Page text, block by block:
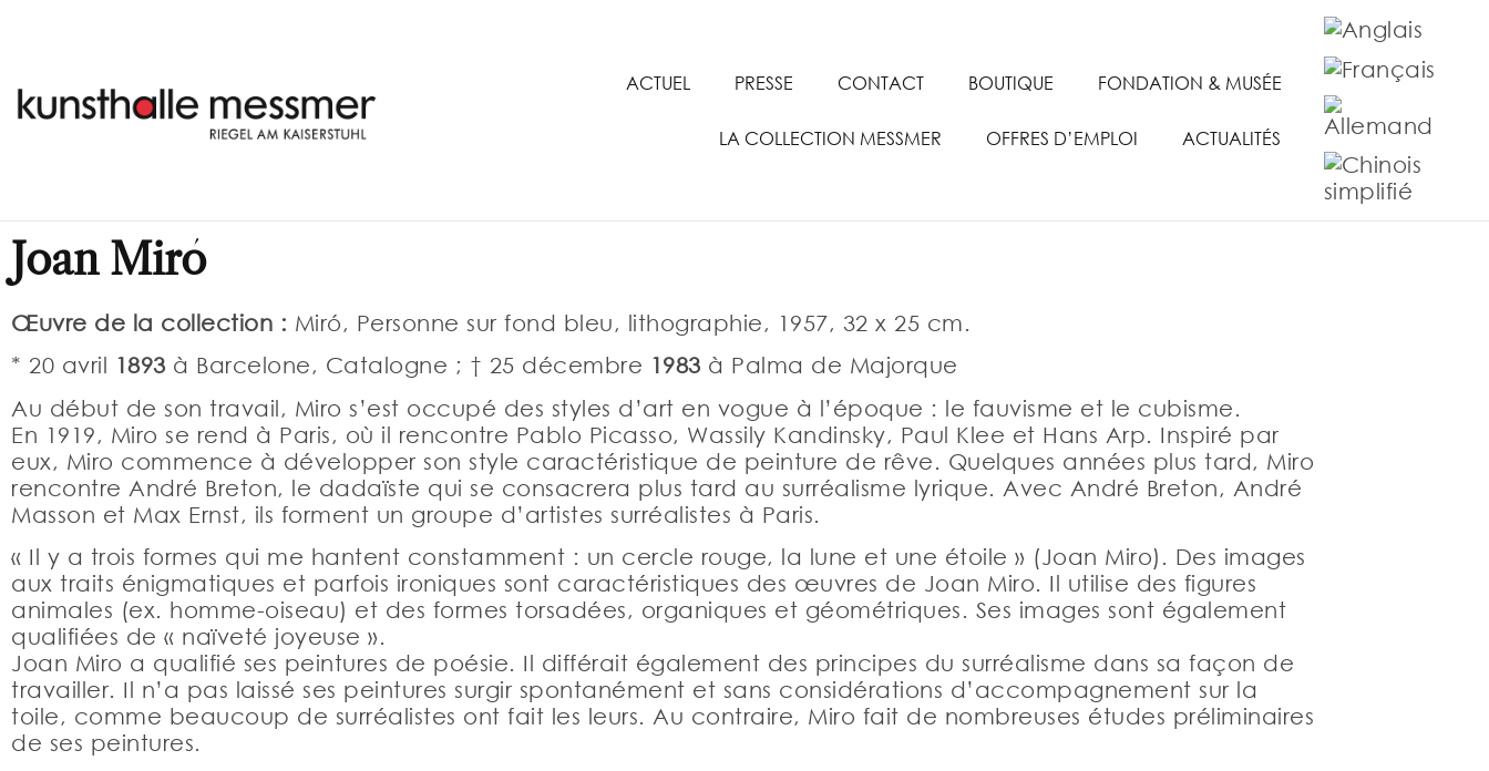
ACTUEL PRESSE CONTACT BOUTIQUE FONDATION & MUSÉE
LA COLLECTION MESSMER OFFRES D’EMPLOI ACTUALITÉS
Joan Miró
Œuvre de la collection : Miró, Personne sur fond bleu, lithographie, 1957, 32 x 25 cm.
* 20 avril 1893 à Barcelone, Catalogne ; † 25 décembre 1983 à Palma de Majorque
Au début de son travail, Miro s’est occupé des styles d’art en vogue à l’époque : le fauvisme et le cubisme.
En 1919, Miro se rend à Paris, où il rencontre Pablo Picasso, Wassily Kandinsky, Paul Klee et Hans Arp. Inspiré par
eux, Miro commence à développer son style caractéristique de peinture de rêve. Quelques années plus tard, Miro
rencontre André Breton, le dadaïste qui se consacrera plus tard au surréalisme lyrique. Avec André Breton, André
Masson et Max Ernst, ils forment un groupe d’artistes surréalistes à Paris.
« Il y a trois formes qui me hantent constamment : un cercle rouge, la lune et une étoile » (Joan Miro). Des images
aux traits énigmatiques et parfois ironiques sont caractéristiques des œuvres de Joan Miro. Il utilise des figures
animales (ex. homme-oiseau) et des formes torsadées, organiques et géométriques. Ses images sont également
qualifiées de « naïveté joyeuse ».
Joan Miro a qualifié ses peintures de poésie. Il différait également des principes du surréalisme dans sa façon de
travailler. Il n’a pas laissé ses peintures surgir spontanément et sans considérations d’accompagnement sur la
toile, comme beaucoup de surréalistes ont fait les leurs. Au contraire, Miro fait de nombreuses études préliminaires
de ses peintures.